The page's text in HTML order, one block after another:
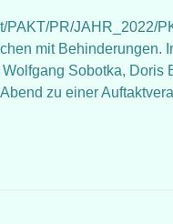
PAKT/PR/JAHR_2022/
mit Behinderungen.
Sobotka,
zu einer